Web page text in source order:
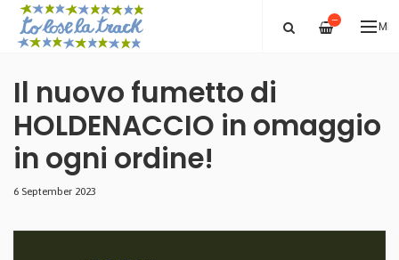
—
Il nuovo fumetto di
HOLDENACCIO in omaggio
in ogni ordine!
6 September 2023